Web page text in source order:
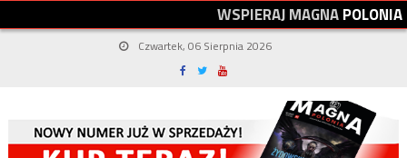
WSPIERAJMAGNAPOLONIA
Czwartek, 06 Sierpnia 2026